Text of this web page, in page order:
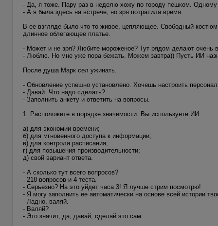
- Да, я тоже. Пару раз в неделю хожу по городу пешком. Одному
- А я была здесь на встрече, но зря потратила время.
В ее взгляде было что-то живое, цепляющее. Свободный
длинное облегающее платье.
- Может и не зря? Любите мороженое? Тут рядом делают очень
- Люблю. Но мне уже пора бежать. Можем завтра)) Пусть ИИ
После душа Марк сел ужинать.
- Обновление успешно установлено. Хочешь настроить
- Давай. Что надо сделать?
- Заполнить анкету и ответить на вопросы.
1. Расположите в порядке значимости: Вы используете ИИ:
а) для экономии времени;
б) для мгновенного доступа к информации;
в) для контроля расписания;
г) для повышения производительности;
д) свой вариант ответа.
- А сколько тут всего вопросов?
- 218 вопросов и 4 теста.
- Серьезно? На это уйдет часа 3! Я лучше стрим посмотрю!
- Я могу заполнить ее автоматически на основе всей истории
- Ладно, валяй.
- Валяй?
- Это значит, да, давай, сделай это сам.